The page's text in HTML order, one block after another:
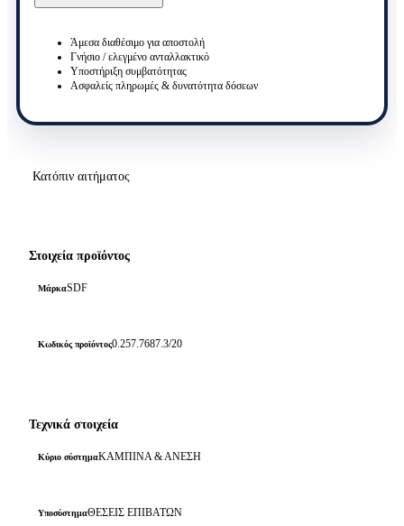
Κατόπιν αιτήματος
Στοιχεία προϊόντος
ΜάρκαSDF
Κωδικός προϊόντος0.257.7687.3/20
Τεχνικά στοιχεία
Κύριο σύστημαΚΑΜΠΙΝΑ & ΑΝΕΣΗ
ΥποσύστημαΘΕΣΕΙΣ ΕΠΙΒΑΤΩΝ
Άμεσα διαθέσιμο για αποστολή
Γνήσιο / ελεγμένο ανταλλακτικό
Υποστήριξη συμβατότητας
Ασφαλείς πληρωμές & δυνατότητα δόσεων